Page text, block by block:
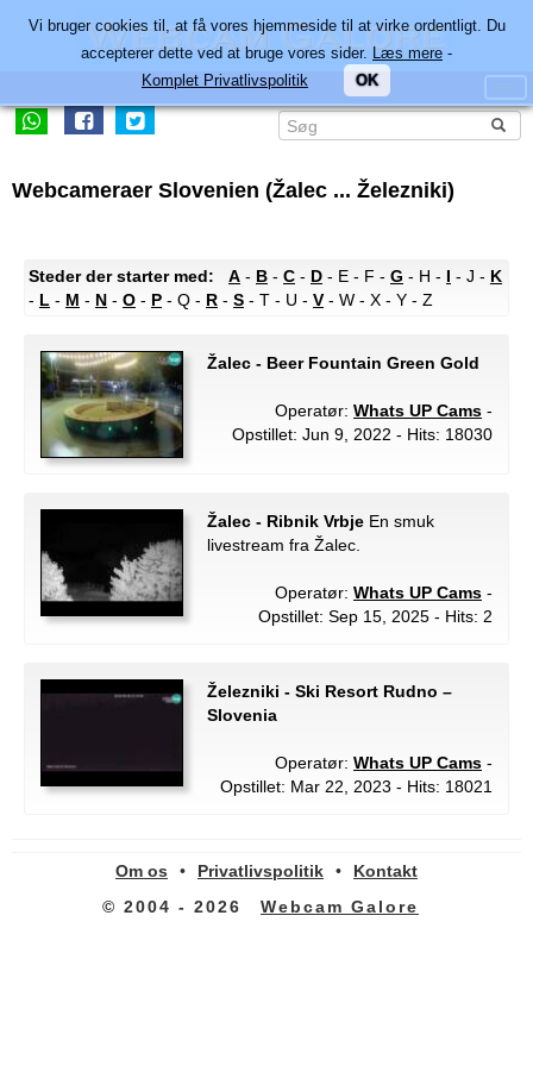
Webcameraer Slovenien (Žalec ... Železniki)
Steder der starter med: A - B - C - D - E - F - G - H - I - J - K
- L - M - N - O - P - Q - R - S - T - U - V- W - X - Y - Z
Žalec - Beer Fountain Green Gold
Operatør: Whats UP Cams -
Opstillet: Jun 9, 2022 - Hits: 18030
Žalec - Ribnik Vrbje En smuk
livestream fra Žalec.
Operatør: Whats UP Cams -
Opstillet: Sep 15, 2025 - Hits: 2
Železniki - Ski Resort Rudno –
Slovenia
Operatør: Whats UP Cams -
Opstillet: Mar 22, 2023 - Hits: 18021
Om os • Privatlivspolitik •
Kontakt
© 2004 - 2026
Webcam Galore
Vi bruger cookies til, at få vores hjemmeside til at virke ordentligt. Du
accepterer dette ved at bruge vores sider. Læs mere -
Komplet Privatlivspolitik
OK